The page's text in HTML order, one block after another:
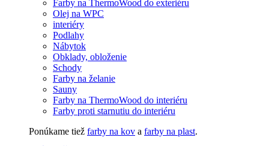
Farby na ThermoWood do exteriéru
Olej na WPC
interiéry
Podlahy
Nábytok
Obklady, obloženie
Schody
Farby na želanie
Sauny
Farby na ThermoWood do interiéru
Farby proti starnutiu do interiéru
Ponúkame tiež farby na kov a farby na plast.